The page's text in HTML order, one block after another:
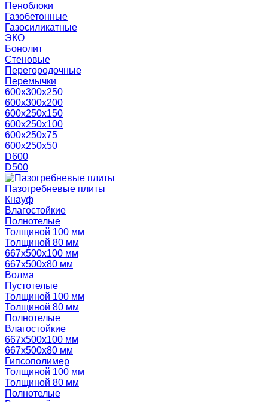
Пеноблоки
Газобетонные
Газосиликатные
ЭКО
Бонолит
Стеновые
Перегородочные
Перемычки
600х300х250
600х300х200
600х250х150
600х250х100
600х250х75
600х250х50
D600
D500
Пазогребневые плиты
Кнауф
Влагостойкие
Полнотелые
Толщиной 100 мм
Толщиной 80 мм
667х500х100 мм
667х500х80 мм
Волма
Пустотелые
Толщиной 100 мм
Толщиной 80 мм
Полнотелые
Влагостойкие
667х500х100 мм
667х500х80 мм
Гипсополимер
Толщиной 100 мм
Толщиной 80 мм
Полнотелые